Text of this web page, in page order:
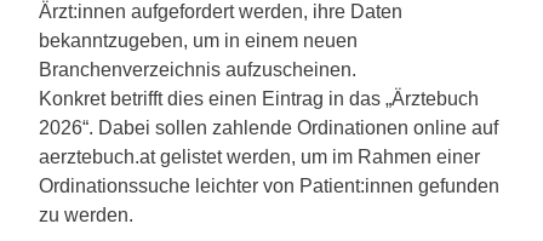
Ärzt:innen aufgefordert werden, ihre Daten
bekanntzugeben, um in einem neuen
Branchenverzeichnis aufzuscheinen.
Konkret betrifft dies einen Eintrag in das „Ärztebuch
2026“. Dabei sollen zahlende Ordinationen online auf
aerztebuch.at gelistet werden, um im Rahmen einer
Ordinationssuche leichter von Patient:innen gefunden
zu werden.